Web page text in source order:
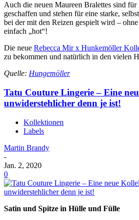
Auch die neuen Maureen Bralettes sind
geschaffen und stehen für eine starke,
bei der mit den Reizen gespielt wird –
einfach „hot“!
Die neue Rebecca Mir x Hunkemöller
zu bekommen und natürlich in den vielen
Quelle: Hungemöller
Tatu Couture Lingerie – Eine
unwiderstehlicher denn je ist!
Kollektionen
Labels
Martin Brandy
-
Jan. 2, 2020
0
Satin und Spitze in Hülle und Fülle